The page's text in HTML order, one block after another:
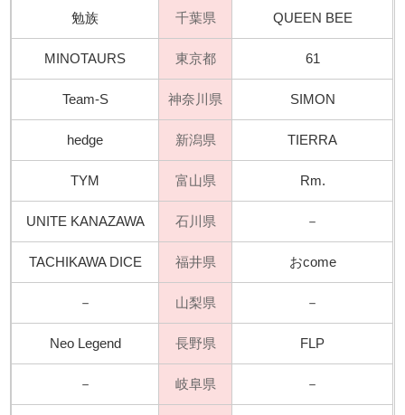
勉族 千葉県 QUEEN BEE
MINOTAURS 東京都 61
Team-S 神奈川県 SIMON
hedge 新潟県 TIERRA
TYM 富山県 Rm.
UNITE KANAZAWA 石川県 －
TACHIKAWA DICE 福井県 おcome
－ 山梨県 －
Neo Legend 長野県 FLP
－ 岐阜県 －